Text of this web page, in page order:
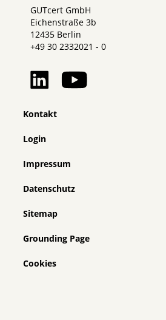
GUTcert GmbH
Eichenstraße 3b
12435 Berlin
+49 30 2332021 - 0
Kontakt
Login
Impressum
Datenschutz
Sitemap
Grounding Page
Cookies